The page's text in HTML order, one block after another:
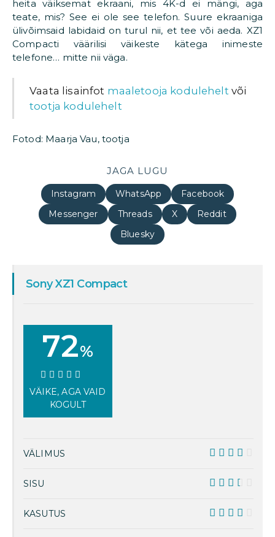
heita väiksemat ekraani, mis 4K-d ei mängi, aga
teate, mis? See ei ole see telefon. Suure ekraaniga
ülivõimsaid labidaid on turul nii, et tee või aeda. XZ1
Compacti väärilisi väikeste kätega inimeste
telefone… mitte nii väga.
Vaata lisainfot maaletooja kodulehelt või
tootja kodulehelt
Fotod: Maarja Vau, tootja
JAGA LUGU
Instagram WhatsApp
Facebook
Messenger
Threads X
Reddit
Bluesky
Sony XZ1 Compact
72%
72%
VÄIKE, AGA VAID
KOGULT
VÄLIMUS
SISU
KASUTUS